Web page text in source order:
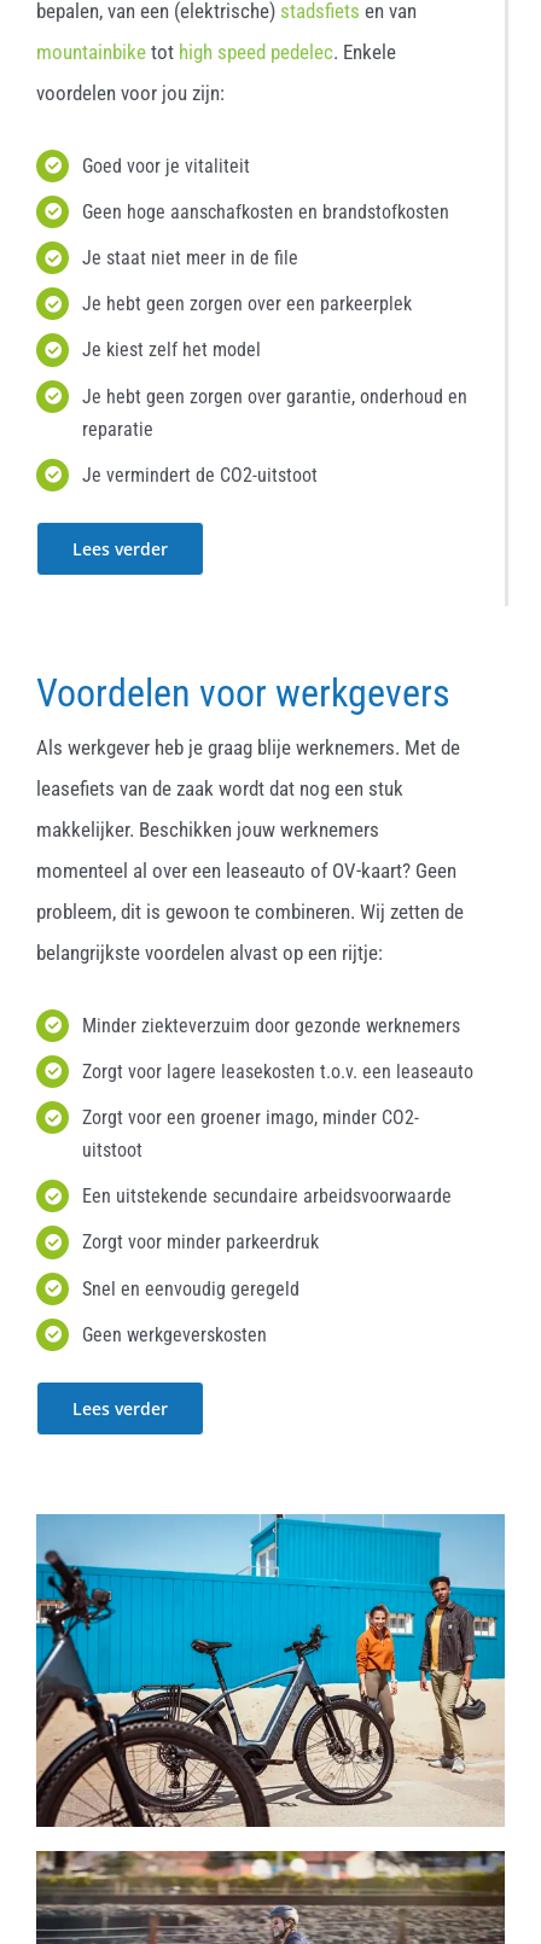
bepalen, van een (elektrische) stadsfiets en van
mountainbiketot high speed pedelec. Enkele
voordelen voor jou zijn:
Goed voor je vitaliteit
Geen hoge aanschafkosten en brandstofkosten
Je staat niet meer in de file
Je hebt geen zorgen over een parkeerplek
Je kiest zelf het model
Je hebt geen zorgen over garantie, onderhoud en
reparatie
Je vermindert de CO2-uitstoot
Lees verder
Voordelen voor werkgevers
Als werkgever heb je graag blije werknemers. Met de
leasefiets van de zaak wordt dat nog een stuk
makkelijker. Beschikken jouw werknemers
momenteel al over een leaseauto of OV-kaart? Geen
probleem, dit is gewoon te combineren. Wij zetten de
belangrijkste voordelen alvast op een rijtje:
Minder ziekteverzuim door gezonde werknemers
Zorgt voor lagere leasekosten t.o.v. een leaseauto
Zorgt voor een groener imago, minder CO2-
uitstoot
Een uitstekende secundaire arbeidsvoorwaarde
Zorgt voor minder parkeerdruk
Snel en eenvoudig geregeld
Geen werkgeverskosten
Lees verder